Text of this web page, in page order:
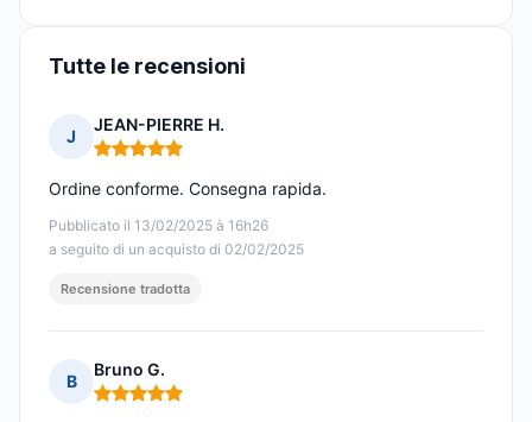
Tutte le recensioni
J
JEAN-PIERRE H.
Nota: 5 su 5
Pubblicato il 13/02/2025 à 16h26
a seguito di un acquisto di 02/02/2025
Ordine conforme. Consegna rapida.
Recensione tradotta
B
Bruno G.
Nota: 5 su 5